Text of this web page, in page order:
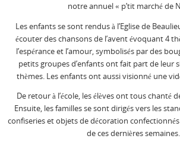
notre annuel « p’tit marché de
Les enfants se sont rendus à l’Eglise de
écouter des chansons de l’avent évoquant 4
l’espérance et l’amour, symbolisés par des
petits groupes d’enfants ont fait part de leur
thèmes. Les enfants ont aussi visionné une
De retour à l’école, les élèves ont tous chanté
Ensuite, les familles se sont dirigés vers les
confiseries et objets de décoration confectionnés
de ces dernières semaines.